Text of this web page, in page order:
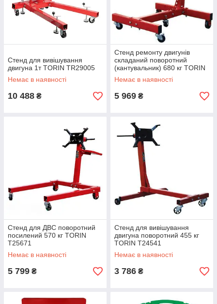
Стенд для вивішування
двигуна 1т TORIN TR29005
Немає в наявності
10 488 ₴
Стенд ремонту двигунів
складаний поворотний
(кантувальник) 680 кг TORIN
T26801
Немає в наявності
5 969 ₴
Стенд для ДВС поворотний
посилений 570 кг TORIN
T25671
Немає в наявності
5 799 ₴
Стенд для вивішування
двигуна поворотний 455 кг
TORIN T24541
Немає в наявності
3 786 ₴